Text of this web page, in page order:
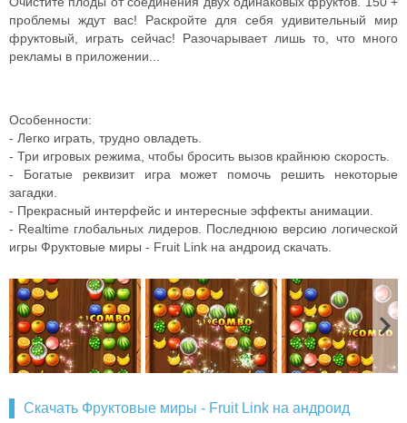
проблемы ждут вас! Раскройте для себя удивительный мир
фруктовый, играть сейчас! Разочарывает лишь то, что много
рекламы в приложении...
Особенности:
- Легко играть, трудно овладеть.
- Три игровых режима, чтобы бросить вызов крайнюю скорость.
- Богатые реквизит игра может помочь решить некоторые
загадки.
- Прекрасный интерфейс и интересные эффекты анимации.
- Realtime глобальных лидеров. Последнюю версию логической
игры Фруктовые миры - Fruit Link на андроид скачать.
Скачать Фруктовые миры - Fruit Link на андроид